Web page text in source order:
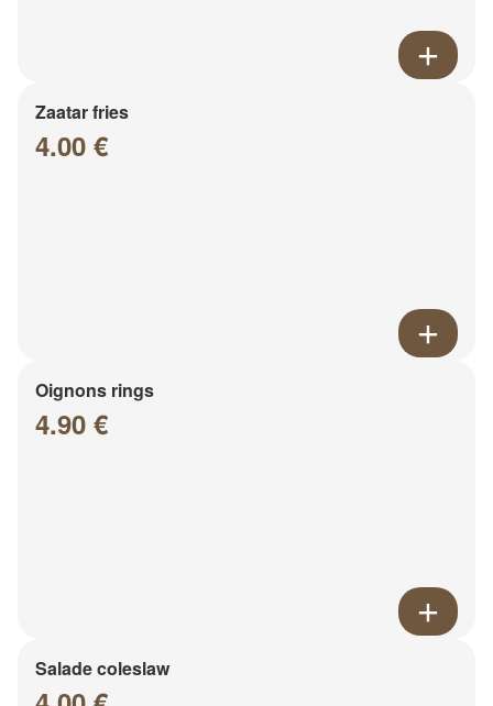
Zaatar fries
4.00 €
Oignons rings
4.90 €
Salade coleslaw